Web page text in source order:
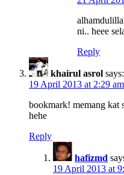
ni.. heee
Reply
khairul asrol says:
19 April 2013 at 2:29 am
bookmark! memang kat
hehe
Reply
hafizmd
19 April 2013 at